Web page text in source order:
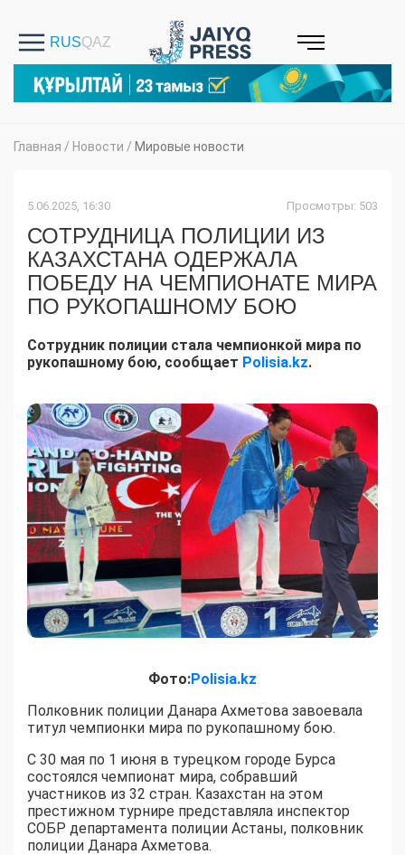
Главная / Новости / Мировые новости
5.06.2025, 16:30 Просмотры: 503
СОТРУДНИЦА ПОЛИЦИИ ИЗ
КАЗАХСТАНА ОДЕРЖАЛА
ПОБЕДУ НА ЧЕМПИОНАТЕ МИРА
ПО РУКОПАШНОМУ БОЮ
Сотрудник полиции стала чемпионкой мира по
рукопашному бою, сообщает Polisia.kz.
Фото:Polisia.kz
Полковник полиции Данара Ахметова завоевала
титул чемпионки мира по рукопашному бою.
С 30 мая по 1 июня в турецком городе Бурса
состоялся чемпионат мира, собравший
участников из 32 стран. Казахстан на этом
престижном турнире представляла инспектор
СОБР департамента полиции Астаны, полковник
полиции Данара Ахметова.